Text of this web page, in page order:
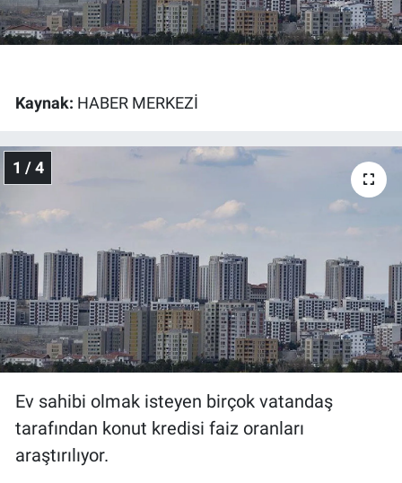
Kaynak: HABER MERKEZİ
1 / 4
Ev sahibi olmak isteyen birçok vatandaş
tarafından konut kredisi faiz oranları
araştırılıyor.
Gerçeğin İzinde
Gün Bitiyor
Gün Ortası
Günün görüntüsü
Haber
İlan
Koronavirüs